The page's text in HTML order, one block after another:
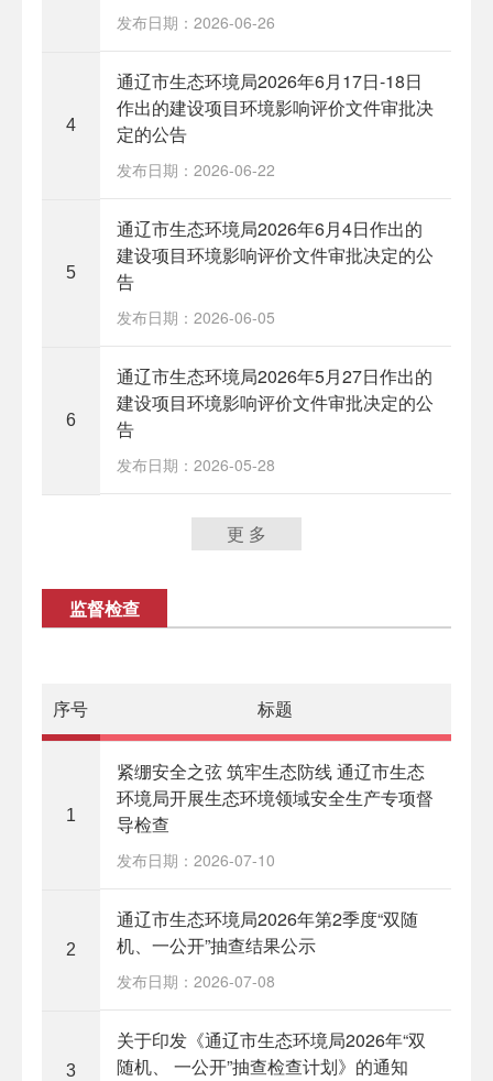
发布日期：2026-06-26
4
通辽市生态环境局2026年6月17日-18日
作出的建设项目环境影响评价文件审批决
定的公告
发布日期：2026-06-22
5
通辽市生态环境局2026年6月4日作出的
建设项目环境影响评价文件审批决定的公
告
发布日期：2026-06-05
6
通辽市生态环境局2026年5月27日作出的
建设项目环境影响评价文件审批决定的公
告
发布日期：2026-05-28
更 多
监督检查
序号 标题
1
紧绷安全之弦 筑牢生态防线 通辽市生态
环境局开展生态环境领域安全生产专项督
导检查
发布日期：2026-07-10
2
通辽市生态环境局2026年第2季度“双随
机、一公开”抽查结果公示
发布日期：2026-07-08
3
关于印发《通辽市生态环境局2026年“双
随机、 一公开”抽查检查计划》的通知